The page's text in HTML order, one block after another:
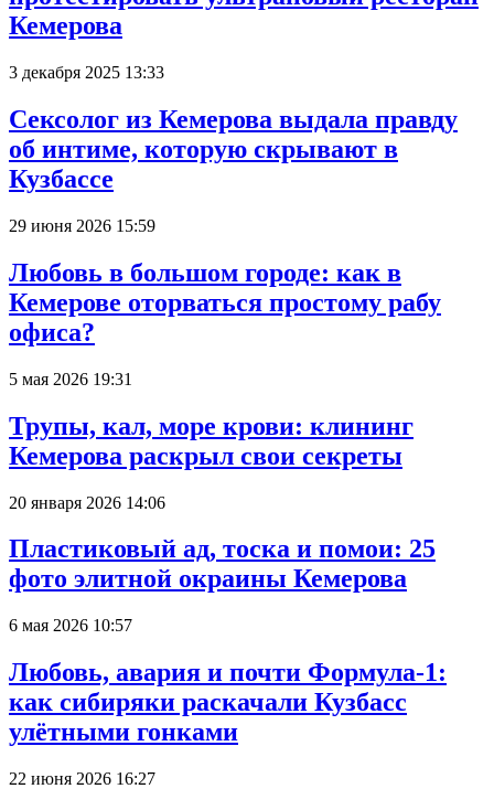
Кемерова
3 декабря 2025 13:33
Сексолог из Кемерова выдала правду
об интиме, которую скрывают в
Кузбассе
29 июня 2026 15:59
Любовь в большом городе: как в
Кемерове оторваться простому рабу
офиса?
5 мая 2026 19:31
Трупы, кал, море крови: клининг
Кемерова раскрыл свои секреты
20 января 2026 14:06
Пластиковый ад, тоска и помои: 25
фото элитной окраины Кемерова
6 мая 2026 10:57
Любовь, авария и почти Формула-1:
как сибиряки раскачали Кузбасс
улётными гонками
22 июня 2026 16:27